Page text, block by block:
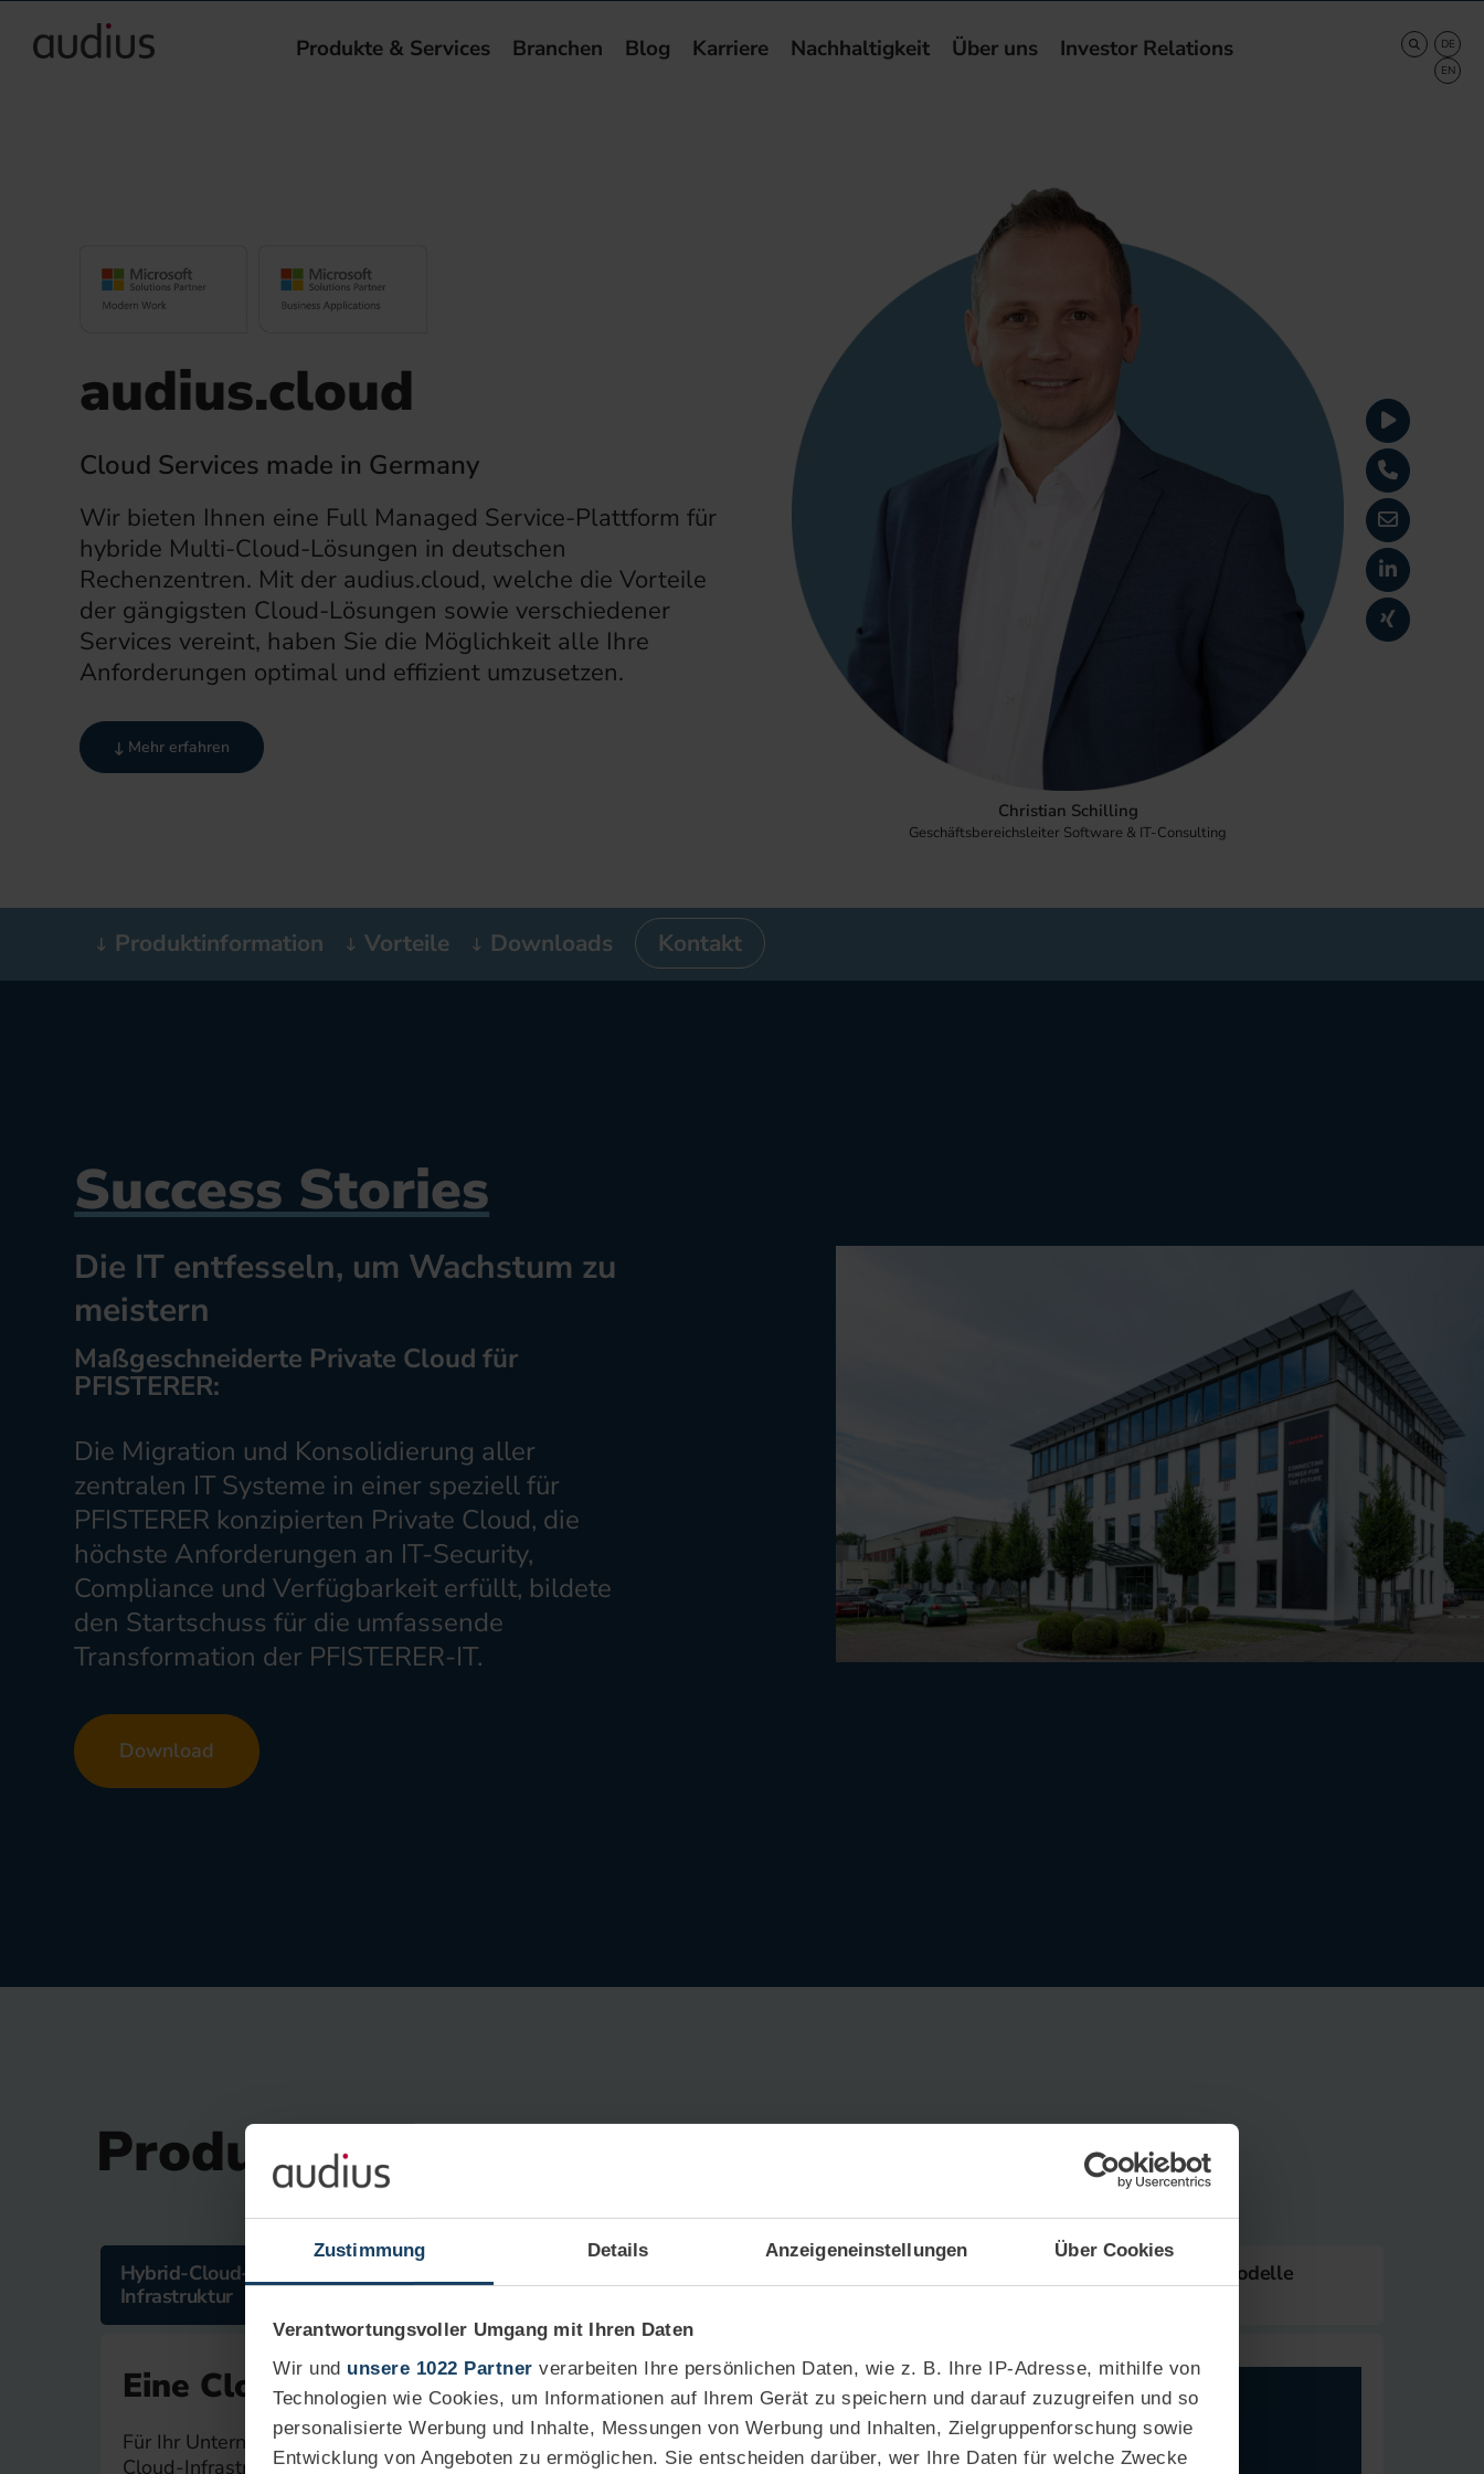
Zustimmung Details Anzeigeneinstellungen Über Cookies
Verantwortungsvoller Umgang mit Ihren Daten
Wir und unsere 1022 Partner verarbeiten Ihre persönlichen Daten, wie z. B. Ihre IP-Adresse, mithilfe von
Technologien wie Cookies, um Informationen auf Ihrem Gerät zu speichern und darauf zuzugreifen und so
personalisierte Werbung und Inhalte, Messungen von Werbung und Inhalten, Zielgruppenforschung sowie
Entwicklung von Angeboten zu ermöglichen. Sie entscheiden darüber, wer Ihre Daten für welche Zwecke
Produkte & Services Branchen Blog Karriere Nachhaltigkeit Über uns Investor Relations
audius.cloud
Cloud Services made in Germany
Wir bieten Ihnen eine Full Managed Service-Plattform für
hybride Multi-Cloud-Lösungen in deutschen
Rechenzentren. Mit der audius.cloud, welche die Vorteile
der gängigsten Cloud-Lösungen sowie verschiedener
Services vereint, haben Sie die Möglichkeit alle Ihre
Anforderungen optimal und effizient umzusetzen.
Mehr erfahren
Christian Schilling
Geschäftsbereichsleiter Software & IT-Consulting
Produktinformation Vorteile Downloads Kontakt
Success Stories
Die IT entfesseln, um Wachstum zu
meistern
Maßgeschneiderte Private Cloud für
PFISTERER:
Die Migration und Konsolidierung aller
zentralen IT Systeme in einer speziell für
PFISTERER konzipierten Private Cloud, die
höchste Anforderungen an IT-Security,
Compliance und Verfügbarkeit erfüllt, bildete
den Startschuss für die umfassende
Transformation der PFISTERER-IT.
Download
Produktinformation
Hybrid-Cloud-
Infrastruktur
Servicemodelle
Eine Cloud für alle Fälle
Für Ihr Unternehmen entwickeln wir eine maßgeschneiderte Hybrid-
Cloud-Infrastruktur, die das Beste aus Public und Private Cloud